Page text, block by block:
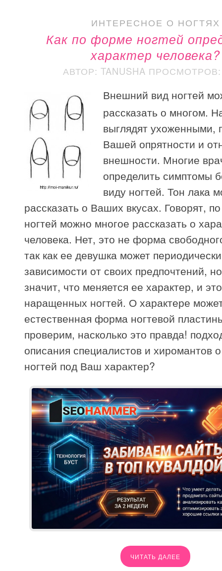
ИНТЕРЕСНОЕ О НОГТЯХ
Как по форме ногтей
характер человека?
АВТОР: TANUSHA ПРОСМОТРОВ:
Внешний вид ногтей
рассказать о многом.
выглядят ухоженными,
Вашей опрятности и
внешности. Многие
определить симптомы
виду ногтей. Тон лака
рассказать о Ваших вкусах. Говорят,
ногтей можно многое рассказать о
человека. Нет, это не форма
так как ее девушка может
зависимости от своих предпочтений,
значит, что меняется ее характер, и
наращенных ногтей. О характере
естественная форма ногтевой
проверим, насколько это правда!
описания специалистов и хиромантов
ногтей под Ваш характер?
ЧИТАТЬ ДАЛЕЕ